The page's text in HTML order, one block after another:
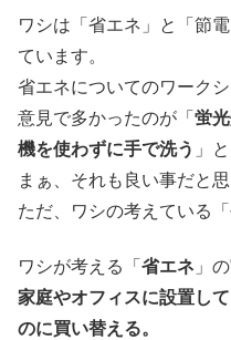
ワシは「省エネ」と「節
ています。
省エネについてのワーク
意見で多かったのが「 蛍
機を使わずに手で洗う 」
まぁ、それも良い事だと思
ただ、ワシの考えている「
ワシが考える「 省エネ 」
家庭やオフィスに設置し
のに買い替える。